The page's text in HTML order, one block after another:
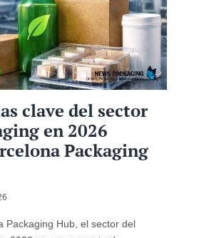
clave del sector
en 2026
Packaging
Packaging Hub, el sector del